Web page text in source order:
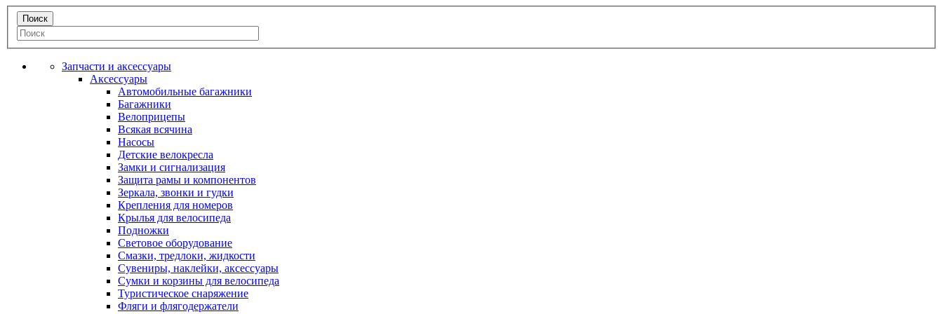
Запчасти и аксессуары
Аксессуары
Автомобильные багажники
Багажники
Велоприцепы
Всякая всячина
Насосы
Детские велокресла
Замки и сигнализация
Защита рамы и компонентов
Зеркала, звонки и гудки
Крепления для номеров
Крылья для велосипеда
Подножки
Световое оборудование
Смазки, тредлоки, жидкости
Сувениры, наклейки, аксессуары
Сумки и корзины для велосипеда
Туристическое снаряжение
Фляги и флягодержатели